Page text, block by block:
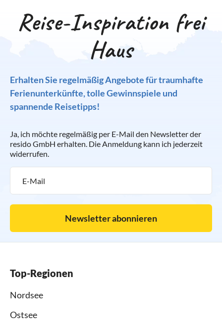
Reise-Inspiration frei
Haus
Erhalten Sie regelmäßig Angebote für traumhafte
Ferienunterkünfte, tolle Gewinnspiele und
spannende Reisetipps!
Ja, ich möchte regelmäßig per E-Mail den Newsletter der
resido GmbH erhalten. Die Anmeldung kann ich jederzeit
widerrufen.
Newsletter abonnieren
Top-Regionen
Nordsee
Ostsee